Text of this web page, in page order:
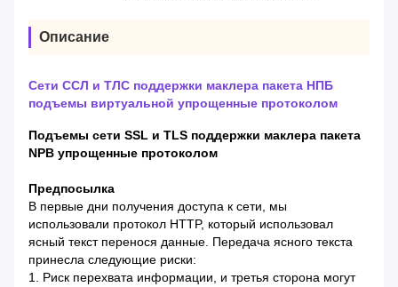
Описание
Сети ССЛ и ТЛС поддержки маклера пакета НПБ
подъемы виртуальной упрощенные протоколом
Подъемы сети SSL и TLS поддержки маклера пакета
NPB упрощенные протоколом
Предпосылка
В первые дни получения доступа к сети, мы
использовали протокол HTTP, который использовал
ясный текст перенося данные. Передача ясного текста
принесла следующие риски:
1. Риск перехвата информации, и третья сторона могут